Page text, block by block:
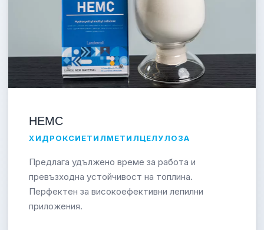
HEMC
ХИДРОКСИЕТИЛМЕТИЛЦЕЛУЛОЗА
Предлага удължено време за работа и
превъзходна устойчивост на топлина.
Перфектен за високоефективни лепилни
приложения.